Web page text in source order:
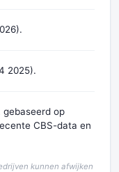
2025).
gebaseerd op
CBS-data en
kunnen afwijken